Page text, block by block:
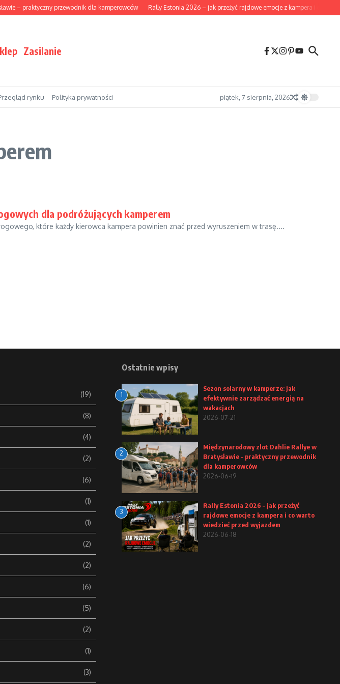
– praktyczny przewodnik dla kamperowców Rally Estonia 2026 – jak przeżyć rajdowe emocje z kampera i co
Zasilanie
rynku Polityka prywatności piątek, 7 sierpnia, 2026
dla podróżujących kamperem
które każdy kierowca kampera powinien znać przed wyruszeniem w trasę....
(19)
(8)
(4)
(2)
(6)
(1)
(1)
(2)
(2)
(6)
(5)
(2)
(1)
(3)
Ostatnie wpisy
1
Sezon solarny w kamperze: jak
efektywnie zarządzać energią na
wakacjach
2026-07-21
2
Międzynarodowy zlot Dahlie Rallye w
Bratysławie – praktyczny przewodnik
dla kamperowców
2026-06-19
3
Rally Estonia 2026 – jak przeżyć
rajdowe emocje z kampera i co warto
wiedzieć przed wyjazdem
2026-06-18